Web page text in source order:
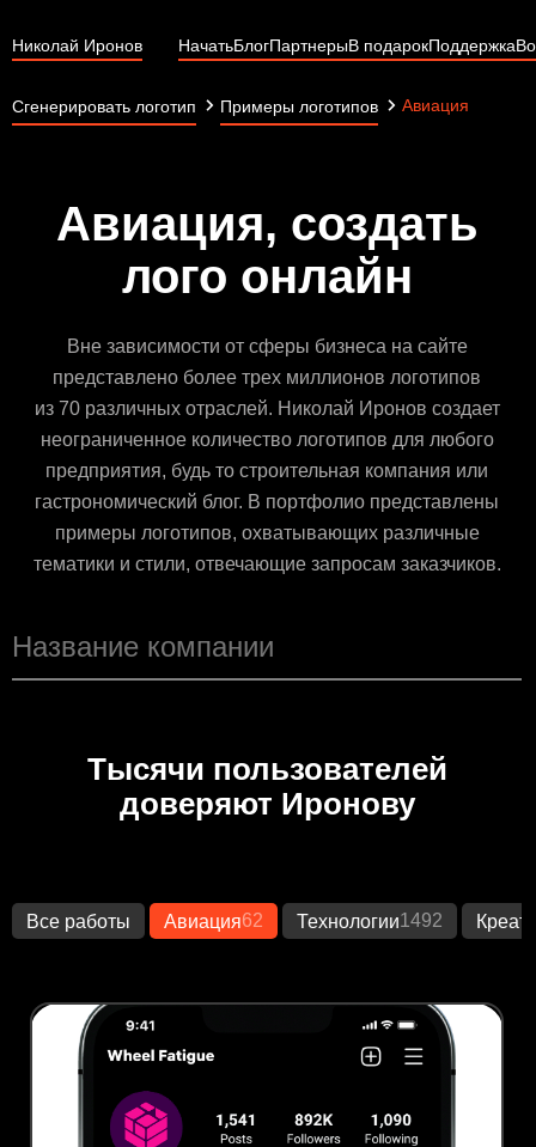
Николай Иронов НачатьБлогПартнерыВ подарокПоддержка
Сгенерировать логотип Примеры логотипов Авиация
Авиация, создать
лого онлайн
Вне зависимости от сферы бизнеса на сайте
представлено более трех миллионов логотипов
из 70 различных отраслей. Николай Иронов создает
неограниченное количество логотипов для любого
предприятия, будь то строительная компания или
гастрономический блог. В портфолио представлены
примеры логотипов, охватывающих различные
тематики и стили, отвечающие запросам заказчиков.
Тысячи пользователей
доверяют Иронову
Все работы Авиация62 Технологии1492